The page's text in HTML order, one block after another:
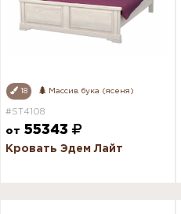
18 Массив бука (ясеня)
#ST4108
от 55343
Кровать Эдем Лайт